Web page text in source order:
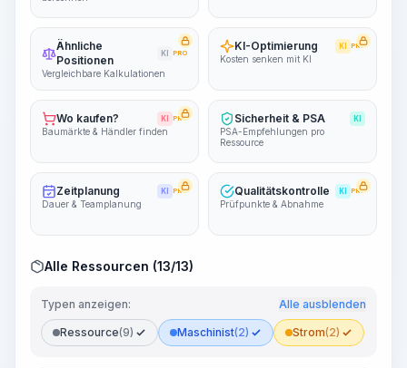
Ähnliche
Positionen
KI PRO
Vergleichbare Kalkulationen
KI-Optimierung KI PRO
Kosten senken mit KI
Wo kaufen? KI PRO
Baumärkte & Händler finden
Sicherheit & PSA KI
PSA-Empfehlungen pro
Ressource
Zeitplanung KI PRO
Dauer & Teamplanung
Qualitätskontrolle KI PRO
Prüfpunkte & Abnahme
Alle Ressourcen (13/13)
Typen anzeigen: Alle ausblenden
Ressource(9) Maschinist(2) Strom(2)